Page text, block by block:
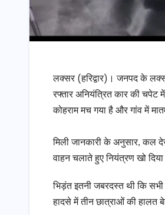
लक्सर (हरिद्वार)। जनपद के
रफ्तार अनियंत्रित कार की चपेट
कोहराम मच गया है और गांव में
​मिली जानकारी के अनुसार, कल
वाहन चलाते हुए नियंत्रण खो
भिड़ंत इतनी जबरदस्त थी कि सभी
हादसे में तीन छात्राओं की हालत